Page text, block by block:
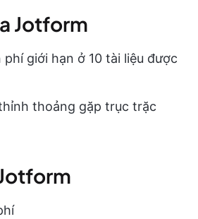
Jotform
phí giới hạn ở 10 tài liệu được
thoảng gặp trục trặc